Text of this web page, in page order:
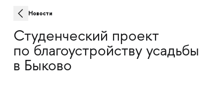
Новости
Студенческий проект
по благоустройству усадьбы
в Быково